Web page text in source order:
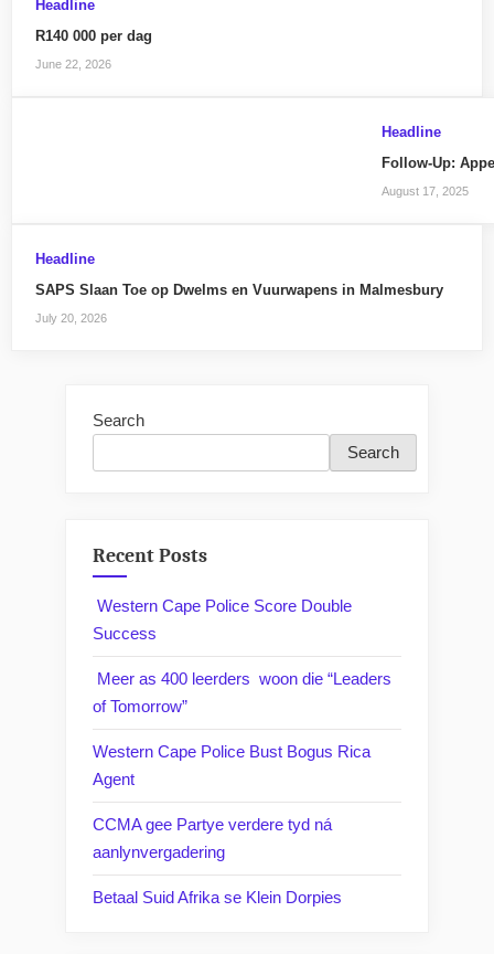
Headline
R140 000 per dag
June 22, 2026
Headline
Follow-Up:
August 17, 2025
Headline
SAPS Slaan Toe op Dwelms en Vuurwapens in Malmesbury
July 20, 2026
Search
Search
Recent Posts
Western Cape Police Score Double
Success
Meer as 400 leerders woon die “Leaders
of Tomorrow”
Western Cape Police Bust Bogus Rica
Agent
CCMA gee Partye verdere tyd ná
aanlynvergadering
Betaal Suid Afrika se Klein Dorpies